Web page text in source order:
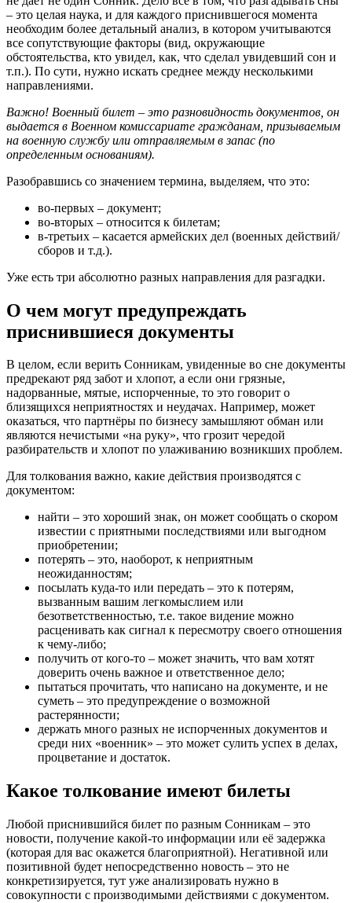
– это целая наука, и для каждого приснившегося момента
необходим более детальный анализ, в котором учитываются
все сопутствующие факторы (вид, окружающие
обстоятельства, кто увидел, как, что сделал увидевший сон и
т.п.). По сути, нужно искать среднее между несколькими
направлениями.
Важно! Военный билет – это разновидность документов, он
выдается в Военном комиссариате гражданам, призываемым
на военную службу или отправляемым в запас (по
определенным основаниям).
Разобравшись со значением термина, выделяем, что это:
во-первых – документ;
во-вторых – относится к билетам;
в-третьих – касается армейских дел (военных действий/
сборов и т.д.).
Уже есть три абсолютно разных направления для разгадки.
О чем могут предупреждать
приснившиеся документы
В целом, если верить Сонникам, увиденные во сне документы
предрекают ряд забот и хлопот, а если они грязные,
надорванные, мятые, испорченные, то это говорит о
близящихся неприятностях и неудачах. Например, может
оказаться, что партнёры по бизнесу замышляют обман или
являются нечистыми «на руку», что грозит чередой
разбирательств и хлопот по улаживанию возникших проблем.
Для толкования важно, какие действия производятся с
документом:
найти – это хороший знак, он может сообщать о скором
известии с приятными последствиями или выгодном
приобретении;
потерять – это, наоборот, к неприятным
неожиданностям;
посылать куда-то или передать – это к потерям,
вызванным вашим легкомыслием или
безответственностью, т.е. такое видение можно
расценивать как сигнал к пересмотру своего отношения
к чему-либо;
получить от кого-то – может значить, что вам хотят
доверить очень важное и ответственное дело;
пытаться прочитать, что написано на документе, и не
суметь – это предупреждение о возможной
растерянности;
держать много разных не испорченных документов и
среди них «военник» – это может сулить успех в делах,
процветание и достаток.
Какое толкование имеют билеты
Любой приснившийся билет по разным Сонникам – это
новости, получение какой-то информации или её задержка
(которая для вас окажется благоприятной). Негативной или
позитивной будет непосредственно новость – это не
конкретизируется, тут уже анализировать нужно в
совокупности с производимыми действиями с документом.